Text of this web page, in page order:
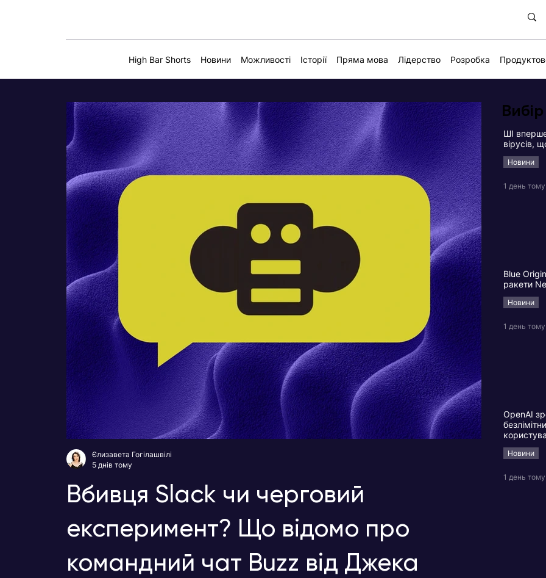
High Bar Shorts Новини Можливості Історії Пряма мова Лідерство Розробка
Вбивця Slack чи черговий
експеримент? Що відомо про
командний чат Buzz від Джека
Єлизавета Гогілашвілі
5 днів тому
ШІ
вірусів,
Новини
1 день тому
Blue
ракети
Новини
1 день тому
OpenAI
Новини
1 день тому